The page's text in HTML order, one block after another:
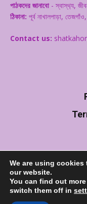
পাঠকদের জানাবো - স্বাস্থ‌্য,
ঠিকানা: পূর্ব নাখালপাড়া,
Contact us:
We are using
our website.
You can find out
switch them off in